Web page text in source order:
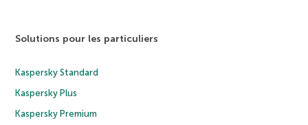
Solutions pour les particuliers
Kaspersky Standard
Kaspersky Plus
Kaspersky Premium